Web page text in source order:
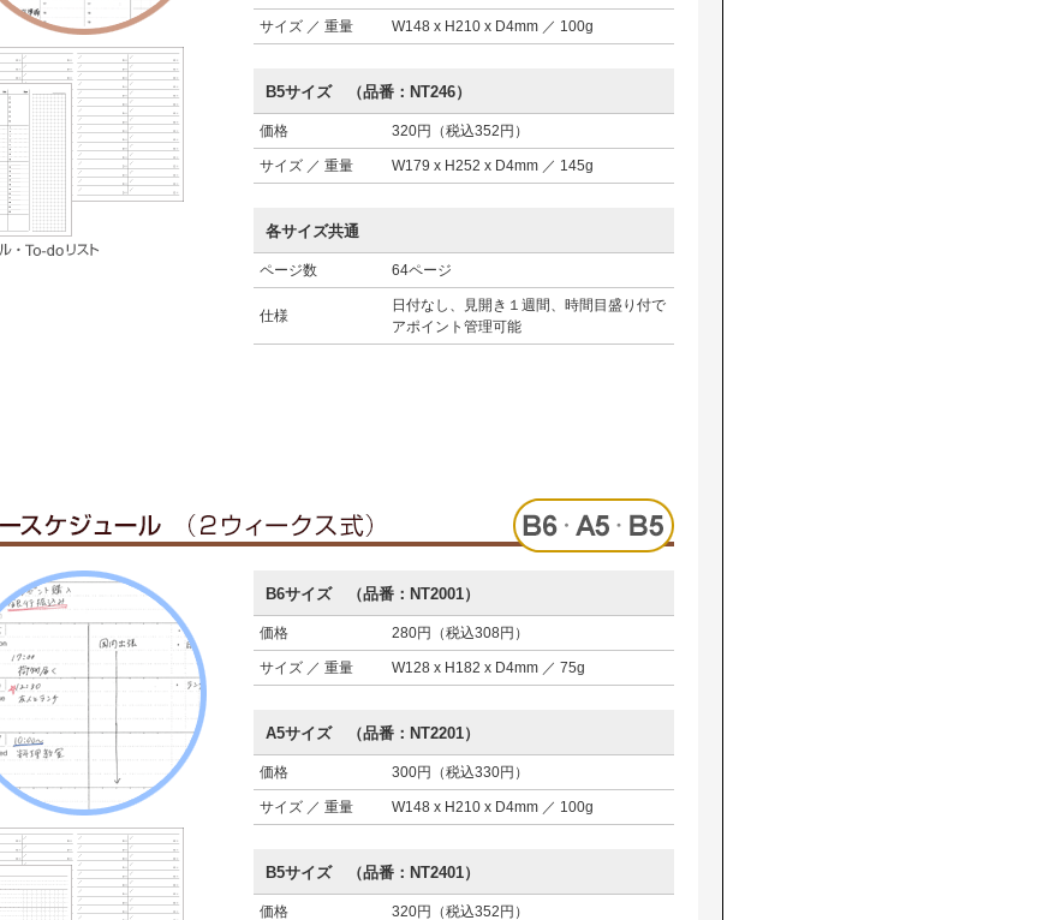
サイズ ／ 重量 W148 x H210 x D4mm ／ 100g
B5サイズ （品番：NT246）
価格 320円（税込352円）
サイズ ／ 重量 W179 x H252 x D4mm ／ 145g
各サイズ共通
ページ数 64ページ
仕様
日付なし、見開き１週間、時間目盛り付で
アポイント管理可能
B6サイズ （品番：NT2001）
価格 280円（税込308円）
サイズ ／ 重量 W128 x H182 x D4mm ／ 75g
A5サイズ （品番：NT2201）
価格 300円（税込330円）
サイズ ／ 重量 W148 x H210 x D4mm ／ 100g
B5サイズ （品番：NT2401）
価格 320円（税込352円）